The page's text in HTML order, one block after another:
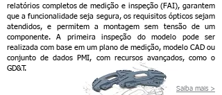
relatórios completos de medição e inspeção (FAI), garantem
que a funcionalidade seja segura, os requisitos ópticos sejam
atendidos, e permitem a montagem sem tensão de um
componente. A primeira inspeção do modelo pode ser
realizada com base em um plano de medição, modelo CAD ou
conjunto de dados PMI, com recursos avançados, como o
GD&T.
Saiba mais >